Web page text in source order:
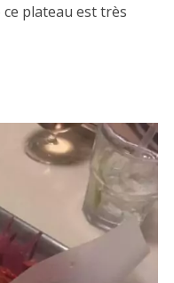
plateau est très